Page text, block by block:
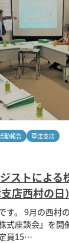
動報告 草津支店
ストによる
店西村の日）
す。 9月の西村
式座談会』を開
員15…